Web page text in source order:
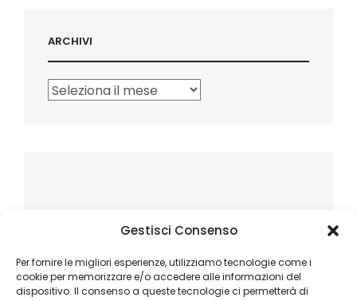
Gestisci Consenso
Per fornire le migliori esperienze, utilizziamo tecnologie come i
cookie per memorizzare e/o accedere alle informazioni del
dispositivo. Il consenso a queste tecnologie ci permetterà di
ARCHIVI
Archivi